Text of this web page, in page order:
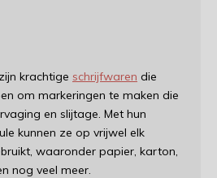
zijn krachtige schrijfwaren die
om markeringen te maken die
en slijtage. Met hun
kunnen ze op vrijwel elk
waaronder papier, karton,
nog veel meer.